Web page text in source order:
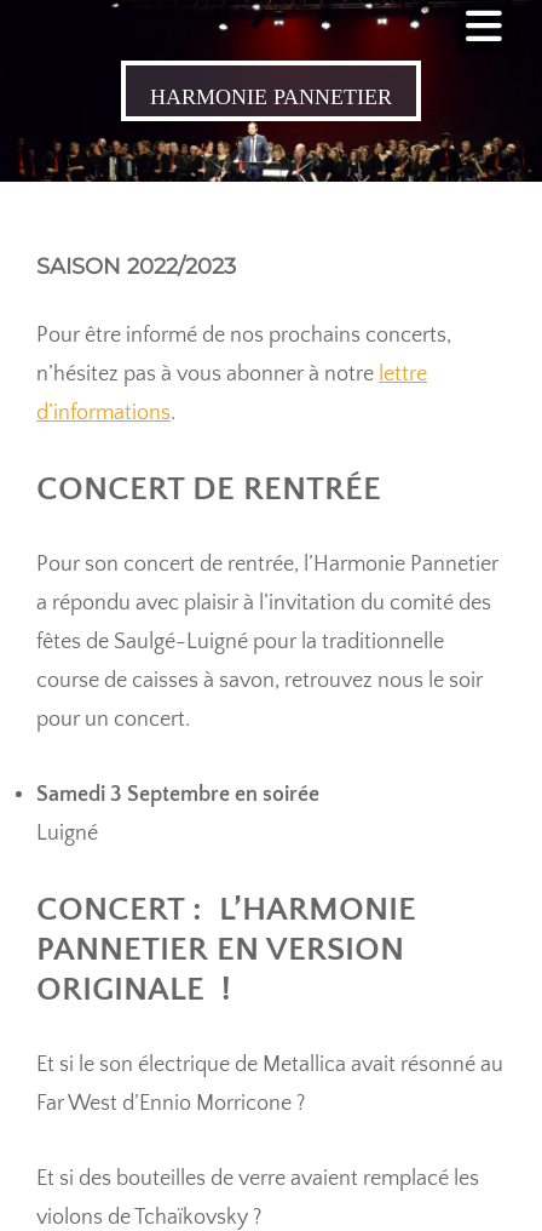
HARMONIE PANNETIER
SAISON 2022/2023
Pour être informé de nos prochains concerts,
n’hésitez pas à vous abonner à notre lettre
d’informations.
CONCERT DE RENTRÉE
Pour son concert de rentrée, l’Harmonie Pannetier
a répondu avec plaisir à l’invitation du comité des
fêtes de Saulgé-Luigné pour la traditionnelle
course de caisses à savon, retrouvez nous le soir
pour un concert.
Samedi 3 Septembre en soirée
Luigné
CONCERT : L’HARMONIE
PANNETIER EN VERSION
ORIGINALE !
Et si le son électrique de Metallica avait résonné au
Far West d’Ennio Morricone ?
Et si des bouteilles de verre avaient remplacé les
violons de Tchaïkovsky ?